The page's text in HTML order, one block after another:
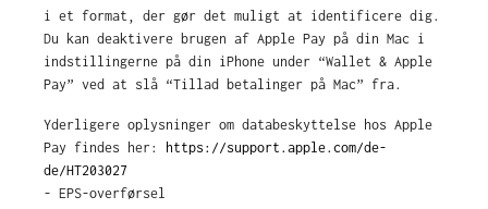
i et format, der gør det muligt at identificere dig.
Du kan deaktivere brugen af Apple Pay på din Mac i
indstillingerne på din iPhone under “Wallet & Apple
Pay” ved at slå “Tillad betalinger på Mac” fra.
Yderligere oplysninger om databeskyttelse hos Apple
Pay findes her:
https://support.apple.com/de-
de/HT203027
- EPS-overførsel